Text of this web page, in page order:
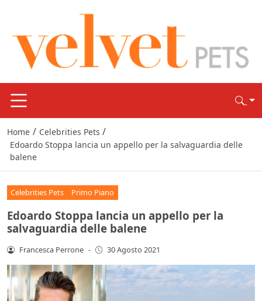
Home / Celebrities Pets /
Edoardo Stoppa lancia un appello per la salvaguardia delle
balene
Celebrities Pets Primo Piano
Edoardo Stoppa lancia un appello per la
salvaguardia delle balene
Francesca Perrone - 30 Agosto 2021